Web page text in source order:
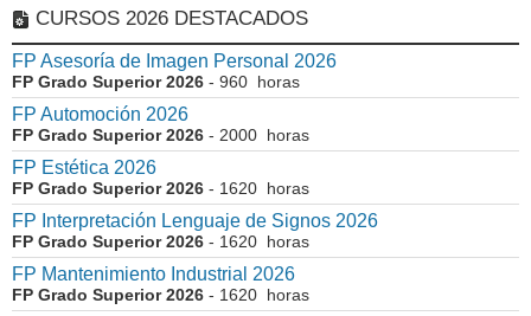
CURSOS 2026 DESTACADOS
FP Asesoría de Imagen Personal 2026
FP Grado Superior 2026 - 960 horas
FP Automoción 2026
FP Grado Superior 2026 - 2000 horas
FP Estética 2026
FP Grado Superior 2026 - 1620 horas
FP Interpretación Lenguaje de Signos 2026
FP Grado Superior 2026 - 1620 horas
FP Mantenimiento Industrial 2026
FP Grado Superior 2026 - 1620 horas